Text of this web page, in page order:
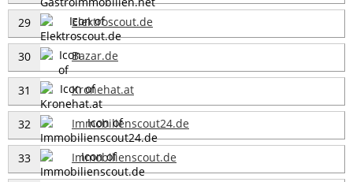
29 Elektroscout.de
30 Bazar.de
31 Kronehat.at
32 Immobilienscout24.de
33 Immobilienscout.de